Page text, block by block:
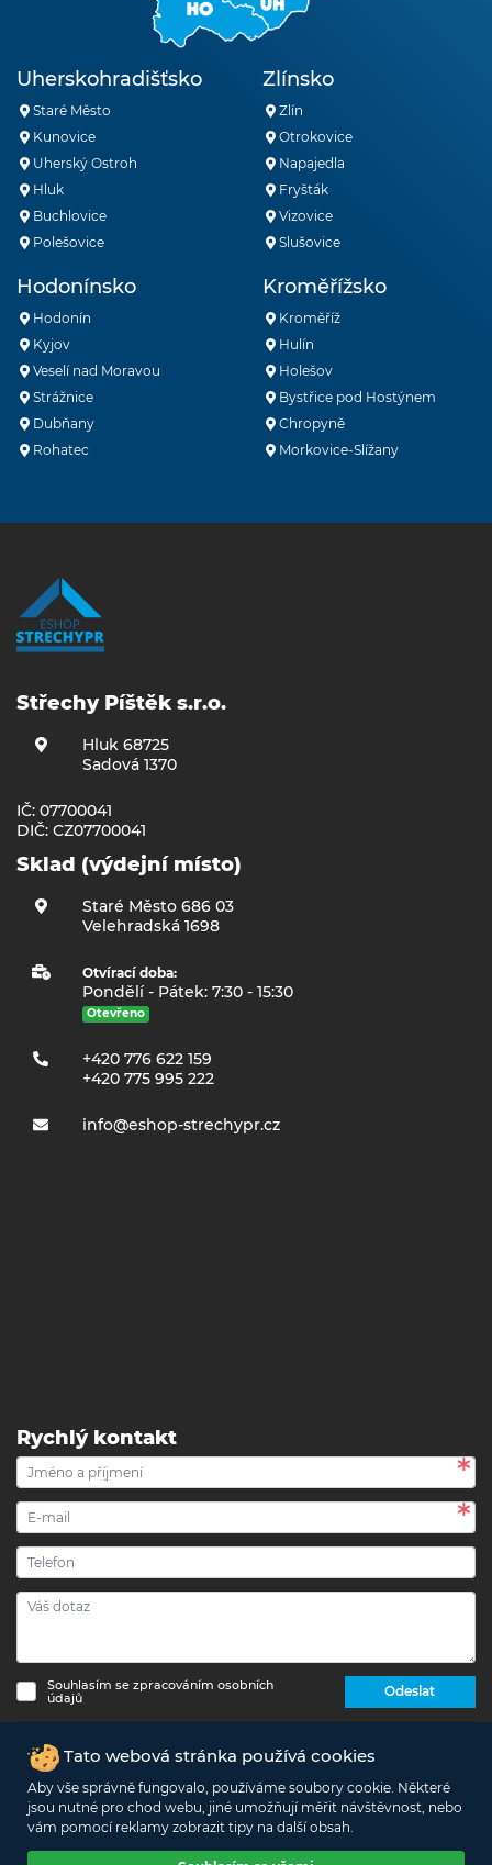
Uherskohradišťsko
Staré Město
Kunovice
Uherský Ostroh
Hluk
Buchlovice
Polešovice
Zlínsko
Zlín
Otrokovice
Napajedla
Fryšták
Vizovice
Slušovice
Hodonínsko
Hodonín
Kyjov
Veselí nad Moravou
Strážnice
Dubňany
Rohatec
Kroměřížsko
Kroměříž
Hulín
Holešov
Bystřice pod Hostýnem
Chropyně
Morkovice-Slížany
Střechy Píštěk s.r.o.
Hluk 68725
Sadová 1370
IČ: 07700041
DIČ: CZ07700041
Sklad (výdejní místo)
Staré Město 686 03
Velehradská 1698
Otvírací doba:
Pondělí - Pátek: 7:30 - 15:30
Otevřeno
+420 776 622 159
+420 775 995 222
info@eshop-strechypr.cz
Rychlý kontakt
Souhlasím se zpracováním osobních
údajů
Odeslat
Copyright © 2017 - 2026 eshop-strechypr.cz - Všechna
práva vyhrazena -Info o zpracování osobních údajů
Podle zákona o evidenci tržeb je prodávající povinen vystavit kupujícímu
účtenku. Zároveň je povinen zaevidovat přijatou tržbu u správce daně
online: v případě technického výpadku pak nejpozději do 48 hodin.
Tato webová stránka používá cookies
Aby vše správně fungovalo, používáme soubory cookie. Některé
jsou nutné pro chod webu, jiné umožňují měřit návštěvnost, nebo
vám pomocí reklamy zobrazit tipy na další obsah.